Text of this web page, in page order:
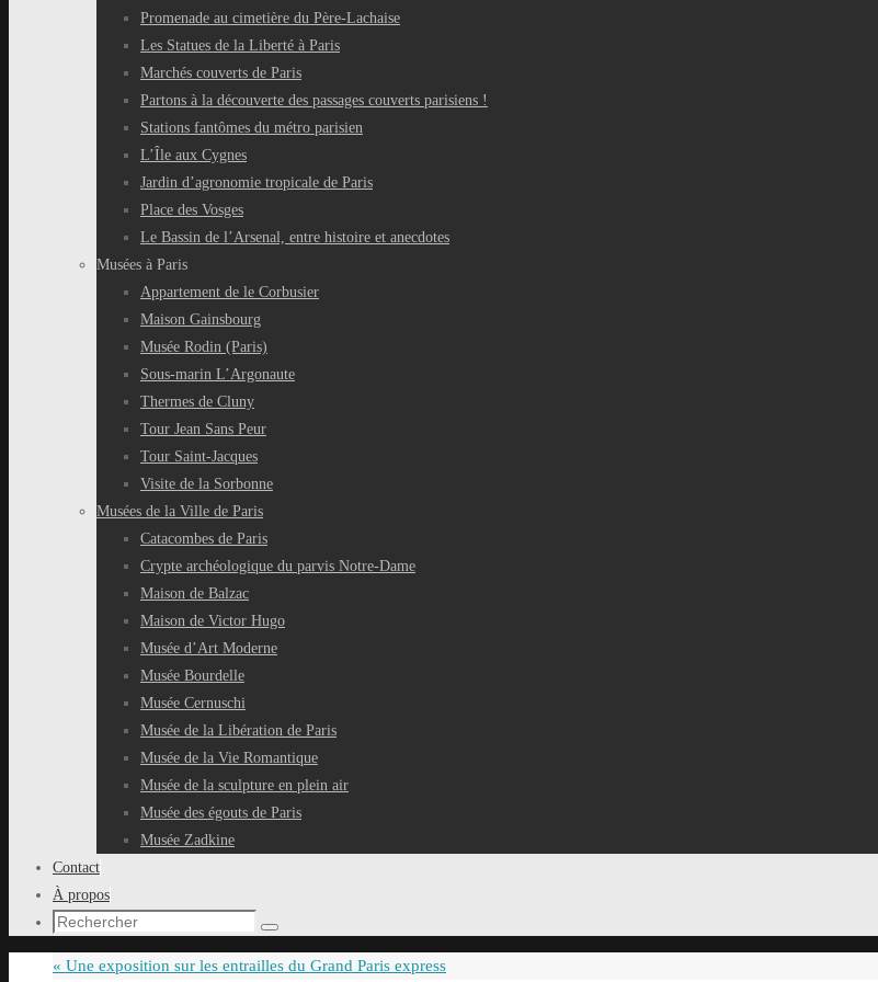
Promenade au cimetière du Père-Lachaise
Les Statues de la Liberté à Paris
Marchés couverts de Paris
Partons à la découverte des passages couverts parisiens !
Stations fantômes du métro parisien
L’Île aux Cygnes
Jardin d’agronomie tropicale de Paris
Place des Vosges
Le Bassin de l’Arsenal, entre histoire et anecdotes
Musées à Paris
Appartement de le Corbusier
Maison Gainsbourg
Musée Rodin (Paris)
Sous-marin L’Argonaute
Thermes de Cluny
Tour Jean Sans Peur
Tour Saint-Jacques
Visite de la Sorbonne
Musées de la Ville de Paris
Catacombes de Paris
Crypte archéologique du parvis Notre-Dame
Maison de Balzac
Maison de Victor Hugo
Musée d’Art Moderne
Musée Bourdelle
Musée Cernuschi
Musée de la Libération de Paris
Musée de la Vie Romantique
Musée de la sculpture en plein air
Musée des égouts de Paris
Musée Zadkine
Contact
À propos
Recherche
:
Rechercher
« Une exposition sur les entrailles du Grand Paris express